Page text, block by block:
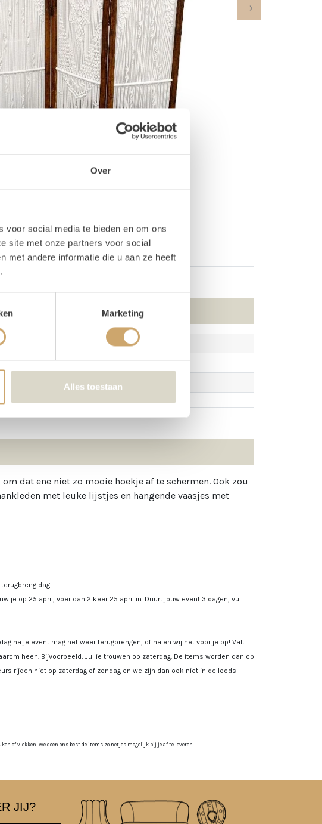
Over
voor social media te bieden en om ons
site met onze partners voor social
met andere informatie die u aan ze heeft
Marketing
Alles toestaan
Next
140 cm
dat ene niet zo mooie hoekje af te schermen. Ook zou
met leuke lijstjes en hangende vaasjes met
dag.
je op 25 april, voer dan 2 keer 25 april in. Duurt jouw event 3 dagen, vul
na je event mag het weer terugbrengen, of halen wij het voor je op! Valt
heen. Bijvoorbeeld: Jullie trouwen op zaterdag. De items worden dan op
rijden niet op zaterdag of zondag en we zijn dan ook niet in de loods
of vlekken. We doen ons best de items zo netjes mogelijk bij je af te leveren.
JIJ?